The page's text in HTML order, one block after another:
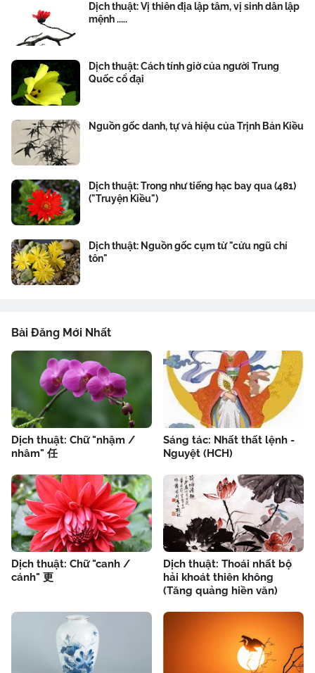
Dịch thuật: Vị thiên địa lập tâm, vị sinh dân lập
mệnh .....
Dịch thuật: Cách tính giờ của người Trung
Quốc cổ đại
Nguồn gốc danh, tự và hiệu của Trịnh Bản Kiều
Dịch thuật: Trong như tiếng hạc bay qua (481)
("Truyện Kiều")
Dịch thuật: Nguồn gốc cụm từ "cửu ngũ chí
tôn"
Bài Đăng Mới Nhất
Dịch thuật: Chữ "nhậm /
nhâm" 任
Sáng tác: Nhất thất lệnh -
Nguyệt (HCH)
Dịch thuật: Chữ "canh /
cánh" 更
Dịch thuật: Thoái nhất bộ
hải khoát thiên không
(Tăng quảng hiền văn)